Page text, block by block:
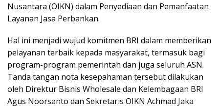
Nusantara (OIKN) dalam Penyediaan dan Pemanfaatan
Layanan Jasa Perbankan.
Hal ini menjadi wujud komitmen BRI dalam memberikan
pelayanan terbaik kepada masyarakat, termasuk bagi
program-program pemerintah dan juga seluruh ASN.
Tanda tangan nota kesepahaman tersebut dilakukan
oleh Direktur Bisnis Wholesale dan Kelembagaan BRI
Agus Noorsanto dan Sekretaris OIKN Achmad Jaka